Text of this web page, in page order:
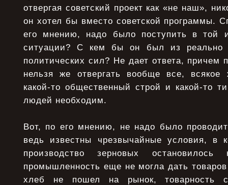
отвергая советский проект как «не наш»,
он хотел бы вместо советской программы.
его мнению, надо было поступить в той
ситуации? С кем бы он был из реально
политических сил? Не дает ответа, причем
нельзя же отвергать вообще все, всякое
какой-то общественный строй и какой-то
людей необходим.
Вот, по его мнению, не надо было
ведь известны чрезвычайные условия, в
производство зерновых
промышленность еще не могла дать
хлеб не пошел на рынок, товарность